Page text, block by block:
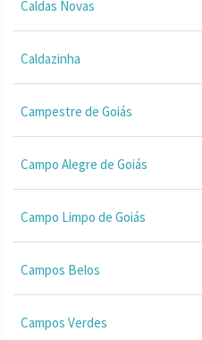
Caldas Novas
Caldazinha
Campestre de Goiás
Campo Alegre de Goiás
Campo Limpo de Goiás
Campos Belos
Campos Verdes